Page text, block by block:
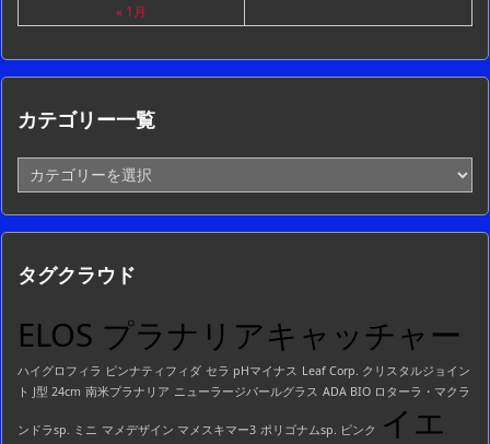
« 1月
カテゴリー一覧
テ
ゴ
リ
一
タグクラウド
ELOS プラナリアキャッチャー
ハイグロフィラ ピンナティフィダ セラ pHマイナス Leaf Corp. クリスタルジョイン
ト J型 24cm 南米プラナリア ニューラージパールグラス ADA BIO ロターラ・マクラ
ンドラsp. ミニ マメデザイン マメスキマー3 ポリゴナムsp. ピンク
イエ